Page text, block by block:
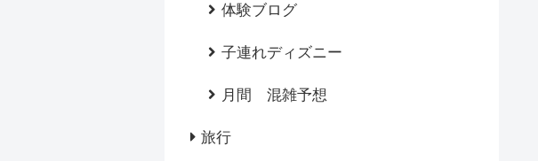
体験ブログ
子連れディズニー
月間 混雑予想
旅行